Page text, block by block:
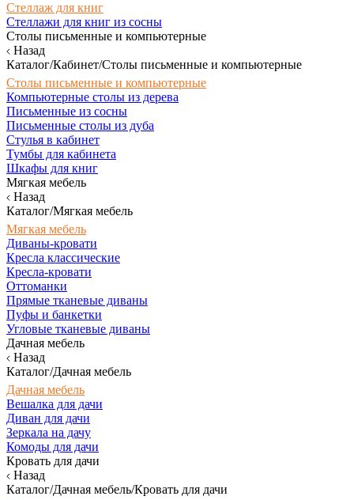
Стеллаж для книг
Стеллажи для книг из сосны
Столы письменные и компьютерные
Назад
Каталог/Кабинет/Столы письменные и компьютерные
Столы письменные и компьютерные
Компьютерные столы из дерева
Письменные из сосны
Письменные столы из дуба
Стулья в кабинет
Тумбы для кабинета
Шкафы для книг
Мягкая мебель
Назад
Каталог/Мягкая мебель
Мягкая мебель
Диваны-кровати
Кресла классические
Кресла-кровати
Оттоманки
Прямые тканевые диваны
Пуфы и банкетки
Угловые тканевые диваны
Дачная мебель
Назад
Каталог/Дачная мебель
Дачная мебель
Вешалка для дачи
Диван для дачи
Зеркала на дачу
Комоды для дачи
Кровать для дачи
Назад
Каталог/Дачная мебель/Кровать для дачи